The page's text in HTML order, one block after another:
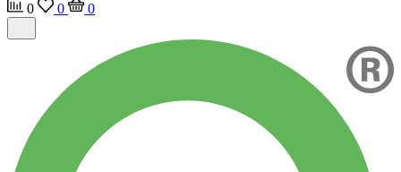
0 0 0